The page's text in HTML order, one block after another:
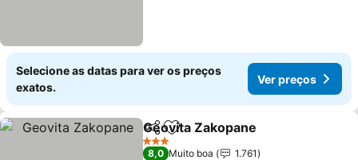
Selecione as datas para ver os preços
exatos.
Ver preços
PartilharAdicionar aos favoritos
Geovita Zakopane
3 Estrelas
8,0 Muito boa
1.761